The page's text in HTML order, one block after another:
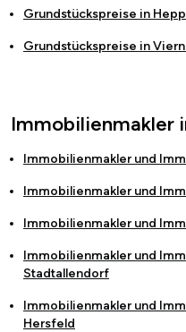
Grundstückspreise in
Grundstückspreise in
Immobilienmakler
Immobilienmakler und
Immobilienmakler und
Immobilienmakler und
Immobilienmakler und
Stadtallendorf
Immobilienmakler und
Hersfeld